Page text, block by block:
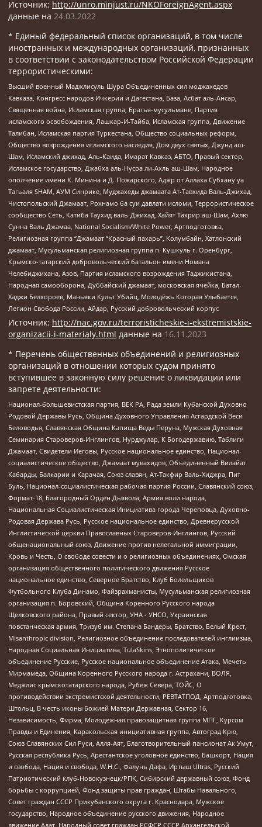
Источник: http://unro.minjust.ru/NKOForeignAgent.aspx
данные на 24.03.2022
* Единый федеральный список организаций, в том числе
иностранных и международных организаций, признанных
в соответствии с законодательством Российской Федерации
террористическими:
Высший военный Маджлисуль Шура Объединенных сил моджахедов
Кавказа, Конгресс народов Ичкерии и Дагестана, База, Асбат аль-Ансар,
Священная война, Исламская группа, Братья-мусульмане, Партия
исламского освобождения, Лашкар-И-Тайба, Исламская группа, Движение
Талибан, Исламская партия Туркестана, Общество социальных реформ,
Общество возрождения исламского наследия, Дом двух святых, Джунд аш-
Шам, Исламский джихад, Аль-Каида, Имарат Кавказ, АБТО, Правый сектор,
Исламское государство, Джабха аль-Нусра ли-Ахль аш-Шам, Народное
ополчение имени К. Минина и Д. Пожарского, Аджр от Аллаха Субхану уа
Тагьаля SHAM, АУМ Синрике, Муджахеды джамаата Ат-Тавхида Валь-Джихад,
Чистопольский Джамаат, Рохнамо ба суи давлати исломи, Террористическое
сообщество Сеть, Катиба Таухид валь-Джихад, Хайят Тахрир аш-Шам, Ахлю
Сунна Валь Джамаа, National Socialism/White Power, Артподготовка,
Религиозная группа “Джамаат “Красный пахарь”, Колумбайн, Хатлонский
джамаат, Мусульманская религиозная группа п. Кушкуль г. Оренбург,
Крымско-татарский добровольческий батальон имени Номана
Челебиджихана, Азов, Партия исламского возрождения Таджикистана,
Народная самооборона, Дуббайский джамаат, московская ячейка, Батал-
Хаджи Белхороев, Маньяки Культ Убийц, Молодёжь Которая Улыбается,
Легион Свобода России, Айдар, Русский добровольческий корпус
Источник: http://nac.gov.ru/terroristicheskie-i-ekstremistskie-
organizacii-i-materialy.html данные на 16.11.2023
* Перечень общественных объединений и религиозных
организаций в отношении которых судом принято
вступившее в законную силу решение о ликвидации или
запрете деятельности:
Национал-большевистская партия, ВЕК РА, Рада земли Кубанской Духовно
Родовой Державы Русь, Община Духовного Управления Асгардской Веси
Беловодья, Славянская Община Капища Веды Перуна, Мужская Духовная
Семинария Староверов-Инглингов, Нурджулар, К Богодержавию, Таблиги
Джамаат, Свидетели Иеговы, Русское национальное единство, Национал-
социалистическое общество, Джамаат мувахидов, Объединенный Вилайат
Кабарды, Балкарии и Карачая, Союз славян, Ат-Такфир Валь-Хиджра, Пит
Буль, Национал-социалистическая рабочая партия России, Славянский союз,
Формат-18, Благородный Орден Дьявола, Армия воли народа,
Национальная Социалистическая Инициатива города Череповца, Духовно-
Родовая Держава Русь, Русское национальное единство, Древнерусской
Инглистической церкви Православных Староверов-Инглингов, Русский
общенациональный союз, Движение против нелегальной иммиграции,
Кровь и Честь, О свободе совести и о религиозных объединениях, Омская
организация общественного политического движения Русское
национальное единство, Северное Братство, Клуб Болельщиков
Футбольного Клуба Динамо, Файзрахманисты, Мусульманская религиозная
организация п. Боровский, Община Коренного Русского народа
Щелковского района, Правый сектор, УНА - УНСО, Украинская
повстанческая армия, Тризуб им. Степана Бандеры, Братство, Белый Крест,
Misanthropic division, Религиозное объединение последователей инглиизма,
Народная Социальная Инициатива, TulaSkins, Этнополитическое
объединение Русские, Русское национальное объединение Атака, Мечеть
Мирмамеда, Община Коренного Русского народа г. Астрахани, ВОЛЯ,
Меджлис крымскотатарского народа, Рубеж Севера, ТОЙС, О
противодействии экстремистской деятельности, РЕВТАТПОД, Артподготовка,
Штольц, В честь иконы Божией Матери Державная, Сектор 16,
Независимость, Фирма, Молодежная правозащитная группа МПГ, Курсом
Правды и Единения, Каракольская инициативная группа, Автоград Крю,
Союз Славянских Сил Руси, Алля-Аят, Благотворительный пансионат Ак Умут,
Русская республика Русь, Арестантское уголовное единство, Башкорт, Нация
и свобода, Нация и свобода, W.H.С., Фалунь Дафа, Иртыш Ultras, Русский
Патриотический клуб-Новокузнецк/РПК, Сибирский державный союз, Фонд
борьбы с коррупцией, Фонд защиты прав граждан, Штабы Навального,
Совет граждан СССР Прикубанского округа г. Краснодара, Мужское
государство, Народное объединение русского движения, Народное
движение Адат, Народный совет граждан РСФСР СССР Архангельской